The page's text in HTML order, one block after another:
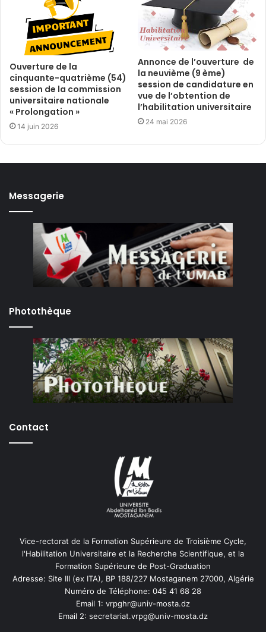
Ouverture de la
cinquante-quatrième (54)
session de la commission
universitaire nationale
« Prolongation »
14 juin 2026
Annonce de l’ouverture de
la neuvième (9 ème)
session de candidature en
vue de l’obtention de
l’habilitation universitaire
24 mai 2026
Messagerie
Photothèque
Contact
Vice-rectorat de la Formation Supérieure de Troisième Cycle,
l'Habilitation Universitaire et la Recherche Scientifique, et la
Formation Supérieure de Post-Graduation
Adresse: Site III (ex ITA), BP 188/227 Mostaganem 27000, Algérie
Numéro de Téléphone: 045 41 68 28
Email 1: vrpghr@univ-mosta.dz
Email 2: secretariat.vrpg@univ-mosta.dz